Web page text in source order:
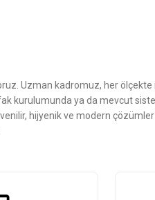
Uzman kadromuz, her ölçekte
kurulumunda ya da mevcut
hijyenik ve modern çözümler